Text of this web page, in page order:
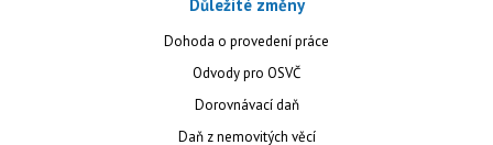
Důležité změny
Dohoda o provedení práce
Odvody pro OSVČ
Dorovnávací daň
Daň z nemovitých věcí